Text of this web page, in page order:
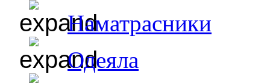
Наматрасники
Одеяла